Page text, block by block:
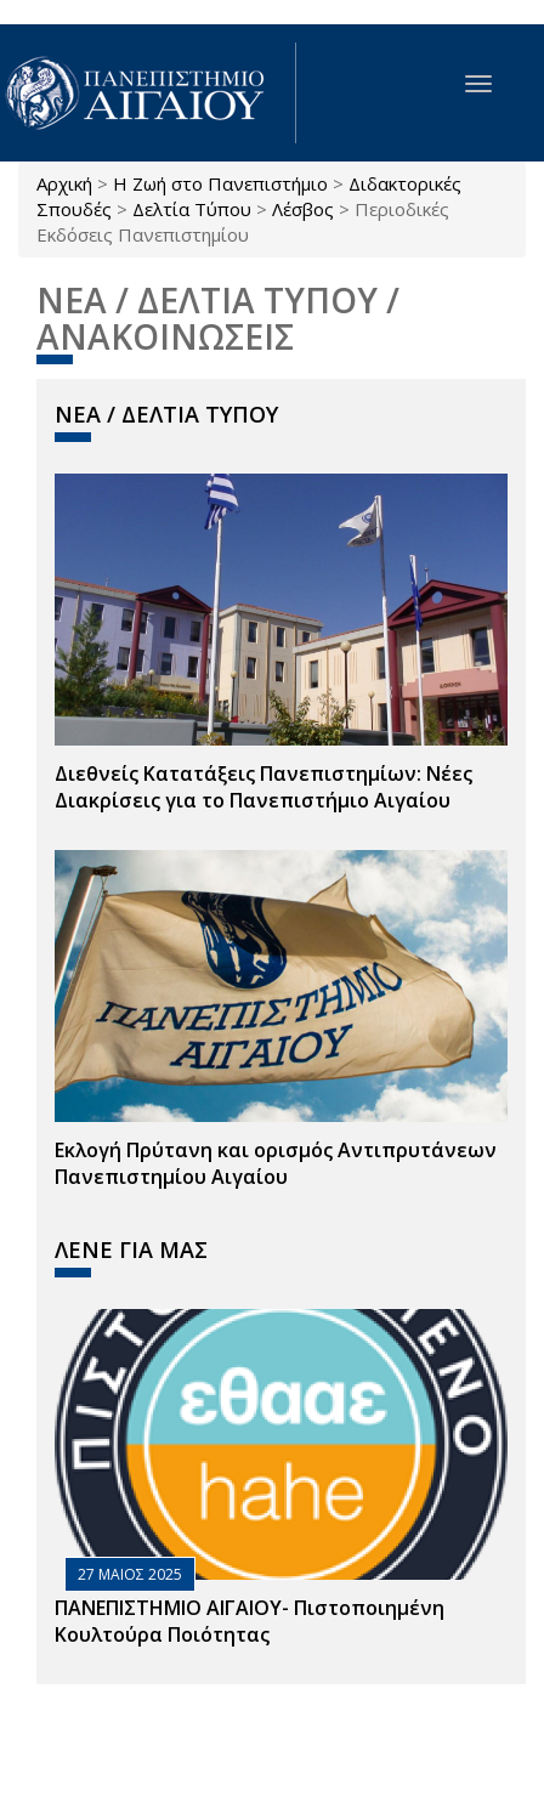
Παράκαμψη προς το κυρίως περιεχόμενο
Toggle
Είστε εδώ
Αρχική > Η Ζωή στο Πανεπιστήμιο > Διδακτορικές
Σπουδές > Δελτία Τύπου > Λέσβος > Περιοδικές
Εκδόσεις Πανεπιστημίου
ΝΕΑ / ΔΕΛΤΙΑ ΤΥΠΟΥ /
ΑΝΑΚΟΙΝΩΣΕΙΣ
ΝΕΑ / ΔΕΛΤΙΑ ΤΥΠΟΥ
Διεθνείς Κατατάξεις Πανεπιστημίων: Νέες
Διακρίσεις για το Πανεπιστήμιο Αιγαίου
Εκλογή Πρύτανη και ορισμός Αντιπρυτάνεων
Πανεπιστημίου Αιγαίου
ΛΕΝΕ ΓΙΑ ΜΑΣ
27 ΜΑΙΟΣ 2025
ΠΑΝΕΠΙΣΤΗΜΙΟ ΑΙΓΑΙΟΥ- Πιστοποιημένη
Κουλτούρα Ποιότητας